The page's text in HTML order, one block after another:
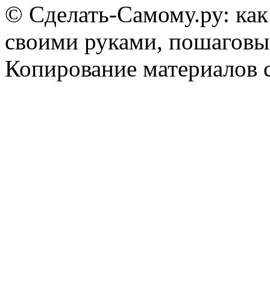
© Сделать-Самому.ру:
своими руками,
Копирование материалов